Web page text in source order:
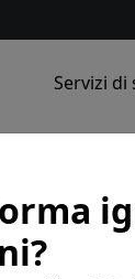
Servizi di